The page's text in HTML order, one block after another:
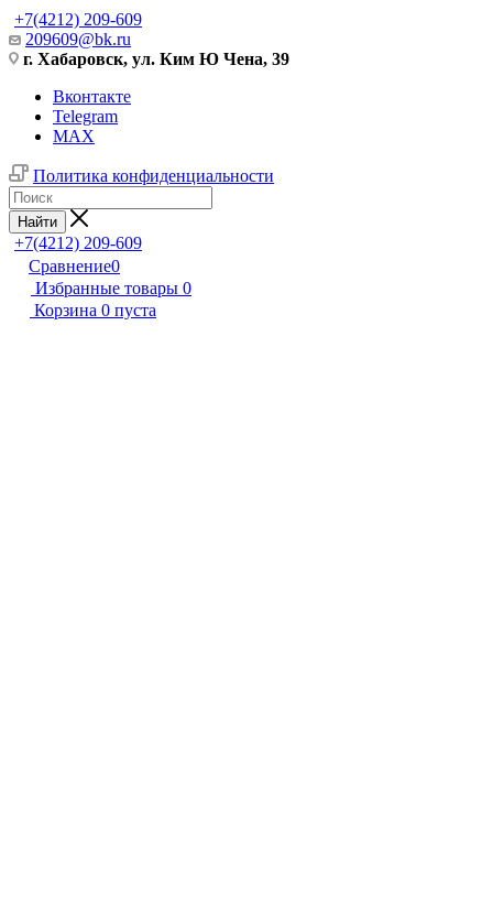
+7(4212) 209-609
209609@bk.ru
г. Хабаровск, ул. Ким Ю Чена, 39
Вконтакте
Telegram
MAX
Политика конфиденциальности
Найти
+7(4212) 209-609
Сравнение0
Избранные товары 0
Корзина 0 пуста